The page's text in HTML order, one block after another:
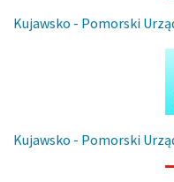
Kujawsko - Pomorski
Kujawsko - Pomorski